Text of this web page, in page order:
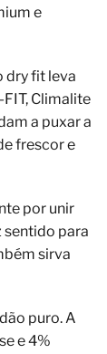
e
dry fit leva
Climalite
a puxar a
frescor e
por unir
sentido para
sirva
puro. A
e 4%